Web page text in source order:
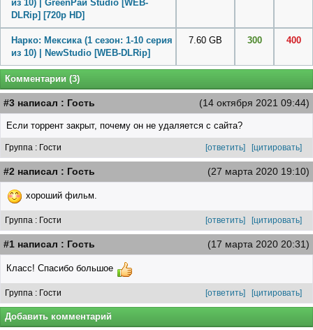
из 10) | GreenРай Studio [WEB-
DLRip] [720p HD]
Нарко: Мексика (1 сезон: 1-10 серия
из 10) | NewStudio [WEB-DLRip]
7.60 GB 300 400
Комментарии (3)
(14 октября 2021 09:44)
#3 написал : Гость
Если торрент закрыт, почему он не удаляется с сайта?
Группа : Гости [ответить] [цитировать]
(27 марта 2020 19:10)
#2 написал : Гость
хороший фильм.
Группа : Гости [ответить] [цитировать]
(17 марта 2020 20:31)
#1 написал : Гость
Класс! Спасибо большое
Группа : Гости [ответить] [цитировать]
Добавить комментарий